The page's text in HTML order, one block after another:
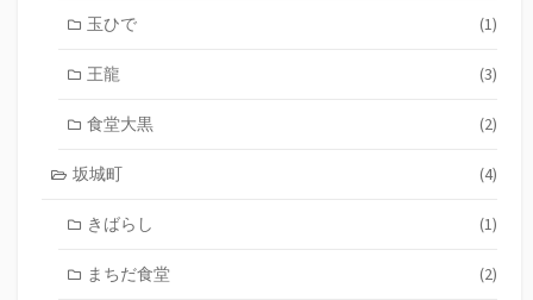
玉ひで (1)
王龍 (3)
食堂大黒 (2)
坂城町 (4)
きばらし (1)
まちだ食堂 (2)